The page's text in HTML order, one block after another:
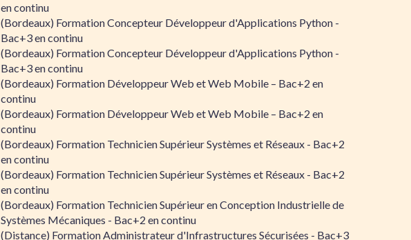
en continu
(Bordeaux) Formation Concepteur Développeur d'Applications Python -
Bac+3 en continu
(Bordeaux) Formation Concepteur Développeur d'Applications Python -
Bac+3 en continu
(Bordeaux) Formation Développeur Web et Web Mobile – Bac+2 en
continu
(Bordeaux) Formation Développeur Web et Web Mobile – Bac+2 en
continu
(Bordeaux) Formation Technicien Supérieur Systèmes et Réseaux - Bac+2
en continu
(Bordeaux) Formation Technicien Supérieur Systèmes et Réseaux - Bac+2
en continu
(Bordeaux) Formation Technicien Supérieur en Conception Industrielle de
Systèmes Mécaniques - Bac+2 en continu
(Distance) Formation Administrateur d'Infrastructures Sécurisées - Bac+3